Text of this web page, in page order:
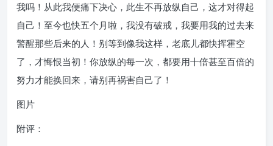
我吗！从此我便痛下决心，此生不再放纵自己，这才对得起
自己！至今也快五个月啦，我没有破戒，我要用我的过去来
警醒那些后来的人！别等到像我这样，老底儿都快挥霍空
了，才悔恨当初！你放纵的每一次，都要用十倍甚至百倍的
努力才能换回来，请别再祸害自己了！
图片
附评：